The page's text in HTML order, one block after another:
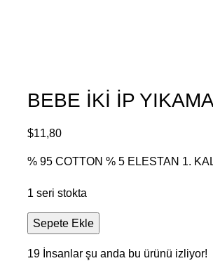
BEBE İKİ İP
$11,80
% 95 COTTON % 5 ELESTAN 1.
1 seri stokta
Sepete Ekle
19 İnsanlar şu anda bu ürünü izliyor!